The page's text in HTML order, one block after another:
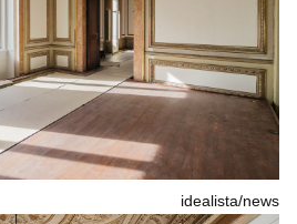
idealista/news